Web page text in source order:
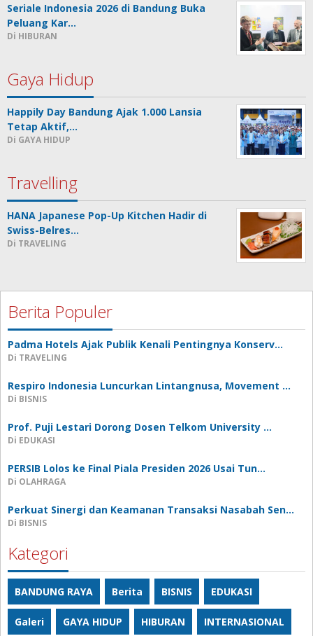
Seriale Indonesia 2026 di Bandung Buka
Peluang Kar…
Di HIBURAN
Gaya Hidup
Happily Day Bandung Ajak 1.000 Lansia
Tetap Aktif,…
Di GAYA HIDUP
Travelling
HANA Japanese Pop-Up Kitchen Hadir di
Swiss-Belres…
Di TRAVELING
Berita Populer
Padma Hotels Ajak Publik Kenali Pentingnya Konserv…
Di TRAVELING
Respiro Indonesia Luncurkan Lintangnusa, Movement …
Di BISNIS
Prof. Puji Lestari Dorong Dosen Telkom University …
Di EDUKASI
PERSIB Lolos ke Final Piala Presiden 2026 Usai Tun…
Di OLAHRAGA
Perkuat Sinergi dan Keamanan Transaksi Nasabah Sen…
Di BISNIS
Kategori
BANDUNG RAYA Berita BISNIS EDUKASI
Galeri GAYA HIDUP HIBURAN INTERNASIONAL